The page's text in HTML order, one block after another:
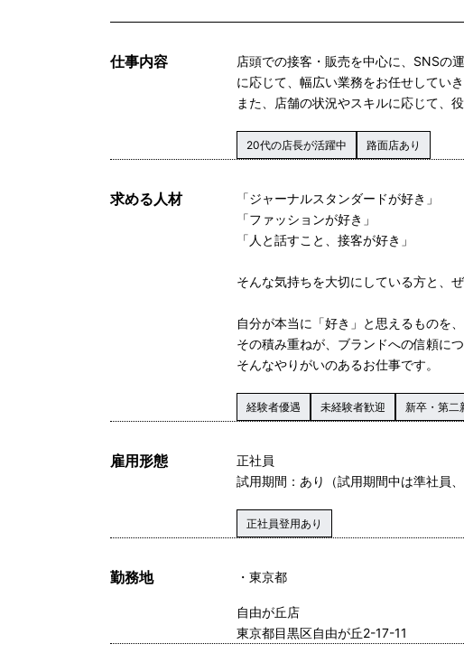
仕事内容
店頭での接客・販売を中心に、SNSの
に応じて、幅広い業務をお任せしていき
また、店舗の状況やスキルに応じて、
20代の店長が活躍中 路面店あり
求める人材
「ジャーナルスタンダードが好き」
「ファッションが好き」
「人と話すこと、接客が好き」
そんな気持ちを大切にしている方と、
自分が本当に「好き」と思えるものを
その積み重ねが、ブランドへの信頼
そんなやりがいのあるお仕事です。
経験者優遇 未経験者歓迎 新卒・第二
雇用形態
正社員
試用期間：あり（試用期間中は準社員、
正社員登用あり
勤務地 東京都
自由が丘店
東京都目黒区自由が丘2-17-11